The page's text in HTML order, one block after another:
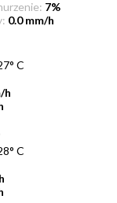
7%
0.0 mm/h
C
h
C